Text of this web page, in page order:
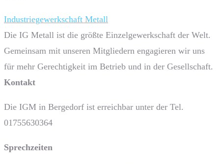
Industriegewerkschaft Metall
Die IG Metall ist die größte Einzelgewerkschaft der Welt.
Gemeinsam mit unseren Mitgliedern engagieren wir uns
für mehr Gerechtigkeit im Betrieb und in der Gesellschaft.
Kontakt
Die IGM in Bergedorf ist erreichbar unter der Tel.
01755630364
Sprech­zeiten